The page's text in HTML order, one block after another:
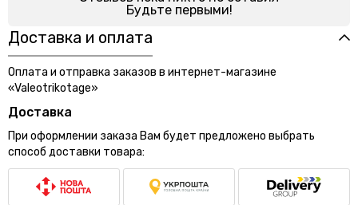
Будьте первыми!
Доставка и оплата
Оплата и отправка заказов в интернет-магазине
«Valeotrikotage»
Доставка
При оформлении заказа Вам будет предложено выбрать
способ доставки товара: